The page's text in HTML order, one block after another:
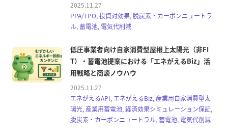
2025.11.27
PPA/TPO, 投資対効果, 脱炭素・カーボンニュートラ
ル, 蓄電池, 電気代削減
低圧事業者向け自家消費型屋根上太陽光（非FI
T）・蓄電池提案における「エネがえるBiz」活
用戦略と商談ノウハウ
2025.11.27
エネがえるAPI, エネがえるBiz, 産業用自家消費型太
陽光, 産業用蓄電池, 経済効果シミュレーション保証,
脱炭素・カーボンニュートラル, 蓄電池, 電気代削減